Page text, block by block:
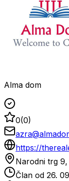
Alma dom
0(0)
https://
Narodni trg 9,
Član od 26.